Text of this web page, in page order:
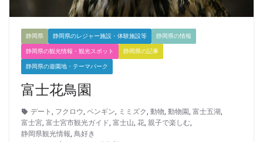
静岡県 静岡県のレジャー施設・体験施設等 静岡県の情報
静岡県の観光情報・観光スポット 静岡県の記事
静岡県の遊園地・テーマパーク
富士花鳥園
デート フクロウ ペンギン ミミズク 動物 動物園 富士五湖
富士宮 富士宮市観光ガイド 富士山 花 親子で楽しむ
静岡県観光情報 鳥好き